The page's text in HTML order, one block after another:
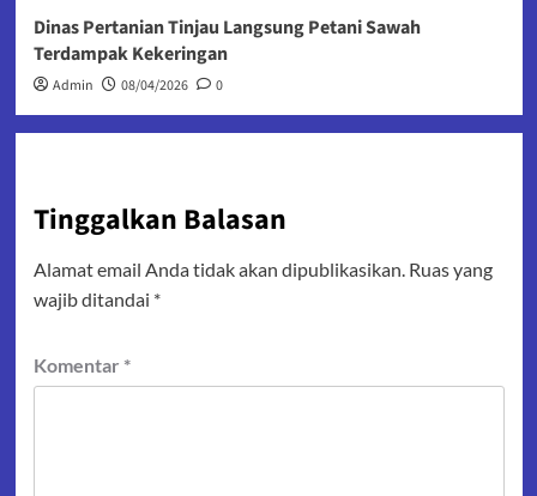
Dinas Pertanian Tinjau Langsung Petani Sawah
Terdampak Kekeringan
Admin 08/04/2026 0
Tinggalkan Balasan
Alamat email Anda tidak akan dipublikasikan. Ruas yang
wajib ditandai *
Komentar *